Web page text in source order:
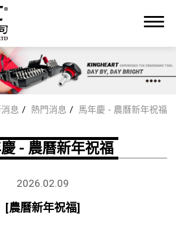
息 熱門消息 馬年慶 - 農曆新年祝福
- 農曆新年祝福
2026 02.09
[農曆新年祝福]
0